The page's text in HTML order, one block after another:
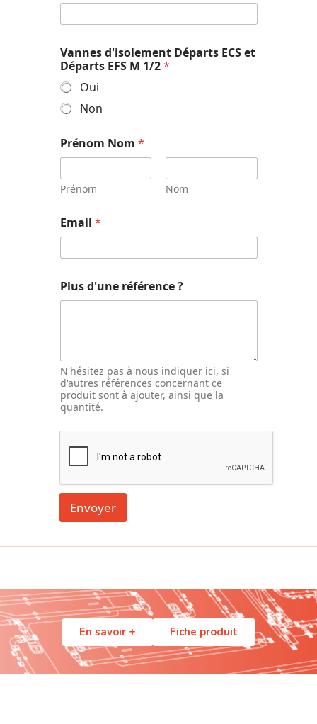
Vannes d'isolement Départs ECS et
Départs EFS M 1/2*
Oui
Non
u
a
t
é
Q
u
n
t
i
'
i
s
o
l
e
t
Prénom Nom *
Prénom Nom
Email *
Plus d'une référence ?
N'hésitez pas à nous indiquer ici, si
d'autres références concernant ce
produit sont à ajouter, ainsi que la
quantité.
Envoyer
En savoir + Fiche produit